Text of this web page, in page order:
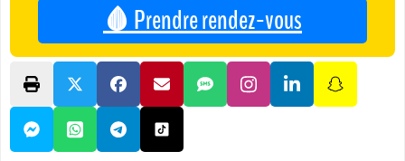
🩸 Prendre rendez-vous